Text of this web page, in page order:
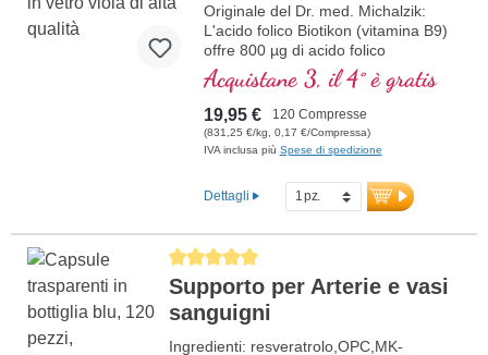
Originale del Dr. med. Michalzik:
L'acido folico Biotikon (vitamina B9)
offre 800 µg di acido folico
biologicamente attivo per
compressa, sotto forma di
metiltetraidrofolato (5-MTHF),
particolarmente ben assorbito
dall'organismo. L'acido folico
del sangue e alla funzione del
sistema immunitario. Privo di
confezionato in un sigillo privo di
alluminio. Prodotto in Germania
secondo i più alti standard di qualità.
ulteriori informazioni sull’acido
folico
Acquistane 3, il 4° è gratis
19,95 € 120 Compresse
(831,25 €/kg, 0,17 €/Compressa)
IVA inclusa più Spese di spedizione
Dettagli
Average rating of 5 out of 5 stars
Supporto per Arterie e vasi
sanguigni
Ingredienti: resveratrolo,OPC,MK-